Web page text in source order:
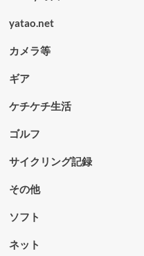
yatao.net
カメラ等
ギア
ケチケチ生活
ゴルフ
サイクリング記録
その他
ソフト
ネット